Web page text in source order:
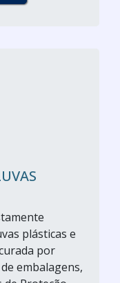
plásticas e
por
embalagens,